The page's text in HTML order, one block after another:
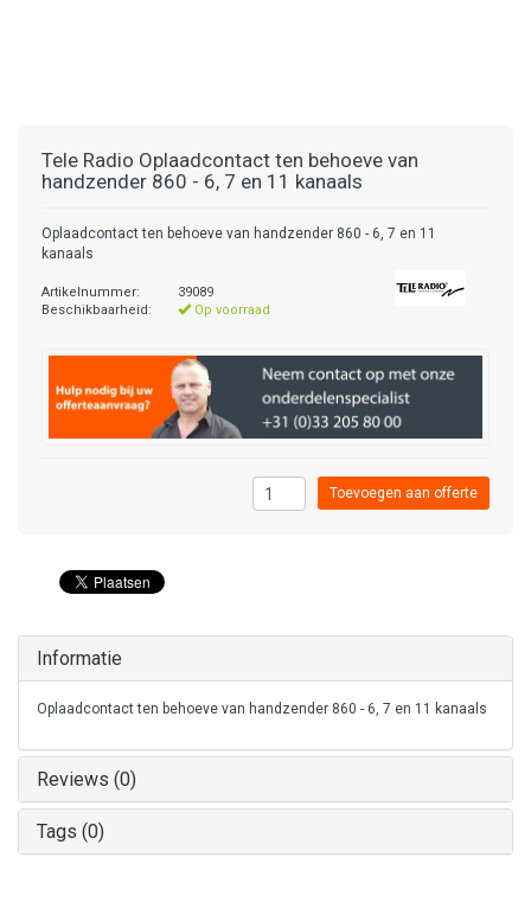
Tele Radio Oplaadcontact ten behoeve van
handzender 860 - 6, 7 en 11 kanaals
Oplaadcontact ten behoeve van handzender 860 - 6, 7 en 11
kanaals
Artikelnummer:
39089
Beschikbaarheid:
Op voorraad
Toevoegen aan offerte
Informatie
Oplaadcontact ten behoeve van handzender 860 - 6, 7 en 11 kanaals
Reviews (0)
Tags (0)